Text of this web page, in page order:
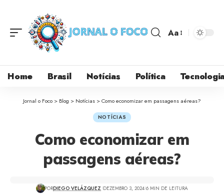
Aa
Home Brasil Notícias Política
Jornal o Foco > Blog > Notícias >Como economizar em passagens aéreas?
NOTÍCIAS
Como economizar em
passagens aéreas?
PORDIEGO VELÁZQUEZ DEZEMBRO 3, 2024 6 MIN DE LEITURA